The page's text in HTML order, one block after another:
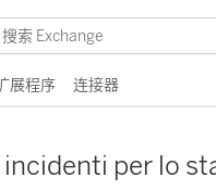
展程序 连接器
per lo